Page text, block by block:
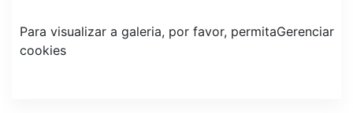
Para visualizar a galeria, por favor, permitaGerenciar
cookies